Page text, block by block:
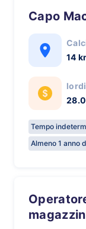
Capo
14
Tempo
Almeno 1 anno
Operatore funerario e